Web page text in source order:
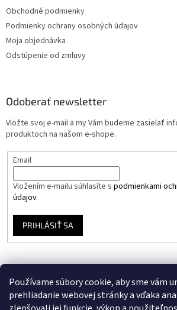
Používame súbory cookie, aby sme vám
prehliadanie webovej stránky a vďaka
Obchodné podmienky
Podmienky ochrany osobných údajov
Moja objednávka
Odstúpenie od zmluvy
Odoberať newsletter
Vložte svoj e-mail a my Vám budeme zasielať
produktoch na našom e-shope.
Email
Vložením e-mailu súhlasíte s podmienkami
údajov
PRIHLÁSIŤ SA